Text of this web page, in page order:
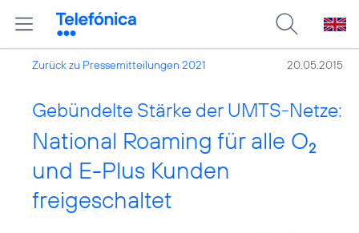
Zurück zu Pressemitteilungen 2021 20.05.2015
Gebündelte Stärke der UMTS-Netze:
National Roaming für alle O2
und E-Plus Kunden
freigeschaltet